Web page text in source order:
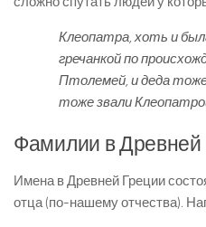
Клеопатра, хоть и
гречанкой по
Птолемей, и деда
тоже звали
Фамилии в Древней
Имена в Древней Греции
отца (по-нашему отчества).